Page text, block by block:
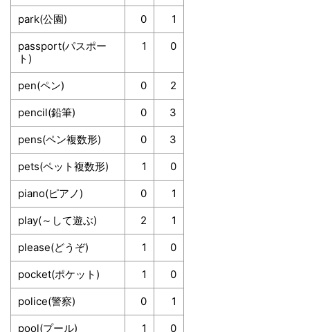
park(公園) 0 1
passport(パスポー
ト)
1 0
pen(ペン) 0 2
pencil(鉛筆) 0 3
pens(ペン複数形) 0 3
pets(ペット複数形) 1 0
piano(ピアノ) 0 1
play(～して遊ぶ) 2 1
please(どうぞ) 1 0
pocket(ポケット) 1 0
police(警察) 0 1
pool(プール) 1 0